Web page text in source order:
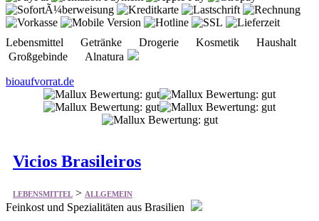
Lebensmittel Getränke Drogerie Kosmetik Haushalt
Großgebinde Alnatura
bioaufvorrat.de
Vicios Brasileiros
LEBENSMITTEL>ALLGEMEIN
Feinkost und Spezialitäten aus Brasilien